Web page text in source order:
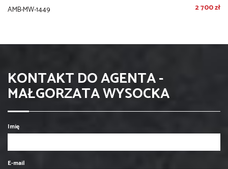
AMB-MW-1449 2 700 zł
KONTAKT DO AGENTA -
MAŁGORZATA WYSOCKA
Imię
E-mail